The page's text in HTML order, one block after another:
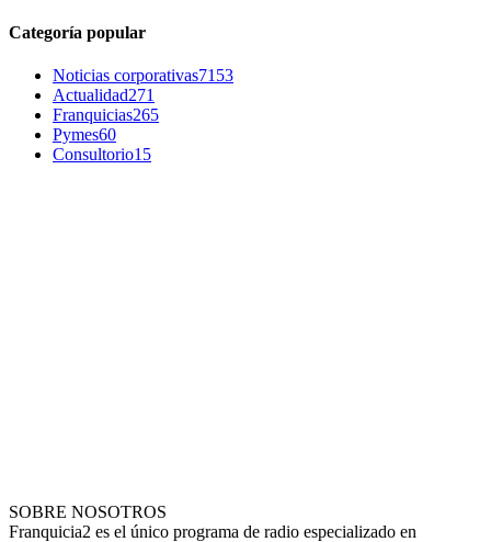
Categoría popular
Noticias corporativas7153
Actualidad271
Franquicias265
Pymes60
Consultorio15
SOBRE NOSOTROS
Franquicia2 es el único programa de radio especializado en